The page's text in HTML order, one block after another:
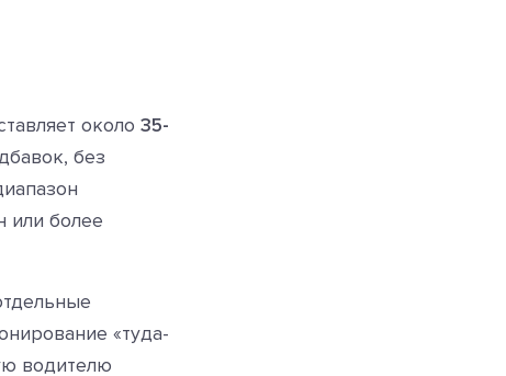
около 35-
без
или более
«туда-
водителю